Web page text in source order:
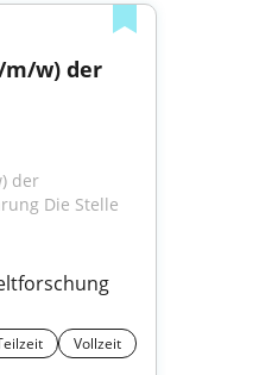
w) der
der
Die Stelle
Vollzeit